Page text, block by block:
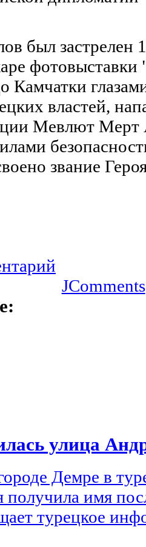
был застрелен
фотовыставки
Камчатки
властей,
Мевлют
звание
JComments
улица
Демре в
получила имя
турецкое